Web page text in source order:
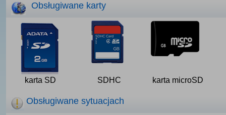
Obsługiwane karty
karta SD SDHC karta microSD
Obsługiwane sytuacjach